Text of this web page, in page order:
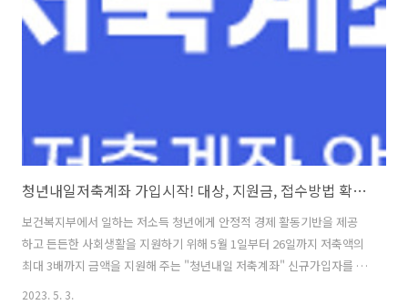
내에서 활용가능합니다. 한 해 동안 총 5천점을 적립할 수 있는 셈입니
다. 포인트는 현금처럼 사용하는 것이 아니라 이용처마다 점수를 차감하
청년내일저축계좌 가입시작! 대상, 지원금, 접수방법 확인하세요!
보건복지부에서 일하는 저소득 청년에게 안정적 경제 활동기반을 제공
하고 든든한 사회생활을 지원하기 위해 5월 1일부터 26일까지 저축액의
최대 3배까지 금액을 지원해 주는 "청년내일 저축계좌" 신규가입자를 모
집합니다. 만 19세 ~ 34세 일하는 청년 분들 가입방법과 대상자 여부 확
2023. 5. 3.